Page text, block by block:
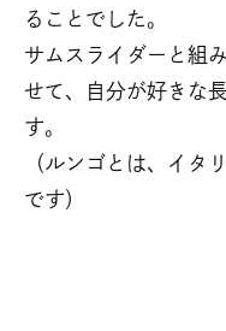
ることでした。
サムスライダーと組
せて、自分が好きな
す。
（ルンゴとは、イタ
です）